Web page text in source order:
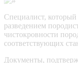
Специалист, который
разведением
чистокровности
соответствующих
Документы,